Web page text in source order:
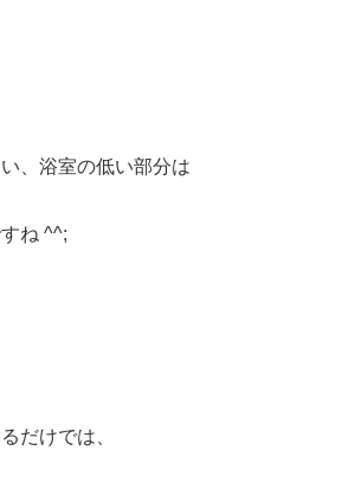
、浴室の低い部分は
ね ^^;
だけでは、